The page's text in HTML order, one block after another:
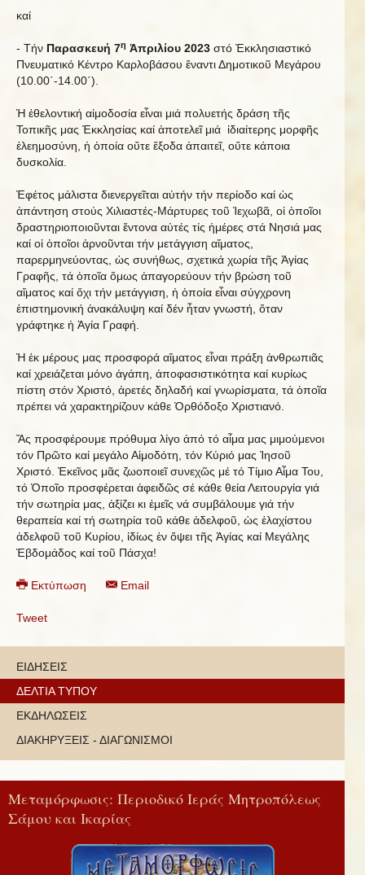
καί
- Τήν Παρασκευή 7η Ἀπριλίου 2023 στό Ἐκκλησιαστικό
Πνευματικό Κέντρο Καρλοβάσου ἔναντι Δημοτικοῦ Μεγάρου
(10.00΄-14.00΄).
Ἡ ἐθελοντική αἱμοδοσία εἶναι μιά πολυετής δράση τῆς
Τοπικῆς μας Ἐκκλησίας καί ἀποτελεῖ μιά ἰδιαίτερης μορφῆς
ἐλεημοσύνη, ἡ ὁποία οὔτε ἔξοδα ἀπαιτεῖ, οὔτε κάποια
δυσκολία.
Ἐφέτος μάλιστα διενεργεῖται αὐτήν τήν περίοδο καί ὡς
ἀπάντηση στούς Χιλιαστές-Μάρτυρες τοῦ Ἰεχωβᾶ, οἱ ὁποῖοι
δραστηριοποιοῦνται ἔντονα αὐτές τίς ἡμέρες στά Νησιά μας
καί οἱ ὁποῖοι ἀρνοῦνται τήν μετάγγιση αἵματος,
παρερμηνεύοντας, ὡς συνήθως, σχετικά χωρία τῆς Ἁγίας
Γραφῆς, τά ὁποῖα ὅμως ἀπαγορεύουν τήν βρώση τοῦ
αἵματος καί ὄχι τήν μετάγγιση, ἡ ὁποία εἶναι σύγχρονη
ἐπιστημονική ἀνακάλυψη καί δέν ἦταν γνωστή, ὅταν
γράφτηκε ἡ Ἁγία Γραφή.
Ἡ ἐκ μέρους μας προσφορά αἵματος εἶναι πράξη ἀνθρωπιᾶς
καί χρειάζεται μόνο ἀγάπη, ἀποφασιστικότητα καί κυρίως
πίστη στόν Χριστό, ἀρετές δηλαδή καί γνωρίσματα, τά ὁποῖα
πρέπει νά χαρακτηρίζουν κάθε Ὀρθόδοξο Χριστιανό.
Ἄς προσφέρουμε πρόθυμα λίγο ἀπό τό αἷμα μας μιμούμενοι
τόν Πρῶτο καί μεγάλο Αἱμοδότη, τόν Κύριό μας Ἰησοῦ
Χριστό. Ἐκεῖνος μᾶς ζωοποιεῖ συνεχῶς μέ τό Τίμιο Αἷμα Του,
τό Ὁποῖο προσφέρεται ἀφειδῶς σέ κάθε θεία Λειτουργία γιά
τήν σωτηρία μας, ἀξίζει κι ἐμεῖς νά συμβάλουμε γιά τήν
θεραπεία καί τή σωτηρία τοῦ κάθε ἀδελφοῦ, ὡς ἐλαχίστου
ἀδελφοῦ τοῦ Κυρίου, ἰδίως ἐν ὄψει τῆς Ἁγίας καί Μεγάλης
Ἑβδομάδος καί τοῦ Πάσχα!
Εκτύπωση Email
Tweet
ΕΙΔΗΣΕΙΣ
ΔΕΛΤΙΑ ΤΥΠΟΥ
ΕΚΔΗΛΩΣΕΙΣ
ΔΙΑΚΗΡΥΞΕΙΣ - ΔΙΑΓΩΝΙΣΜΟΙ
Μεταμόρφωσις: Περιοδικό Ιεράς Μητροπόλεως
Σάμου και Ικαρίας